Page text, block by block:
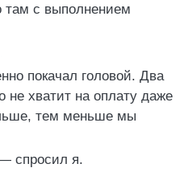
с выполнением
покачал головой. Два
хватит на оплату даже
тем меньше мы
спросил я.